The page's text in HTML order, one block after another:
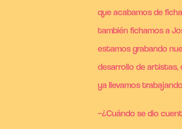
que acabamos de
también fichamos a
estamos grabando
desarrollo de artistas,
ya llevamos
–¿Cuándo se dio